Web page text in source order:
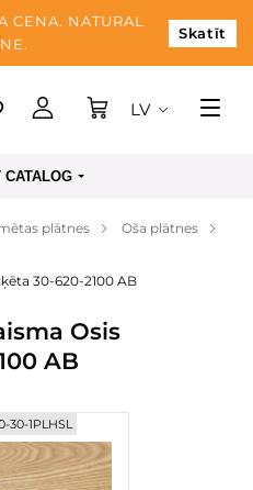
CENA. NATURAL
Skatīt
LV
CATALOG
plātnes
Oša plātnes
30-620-2100 AB
Osis
AB
30-1PLHSL